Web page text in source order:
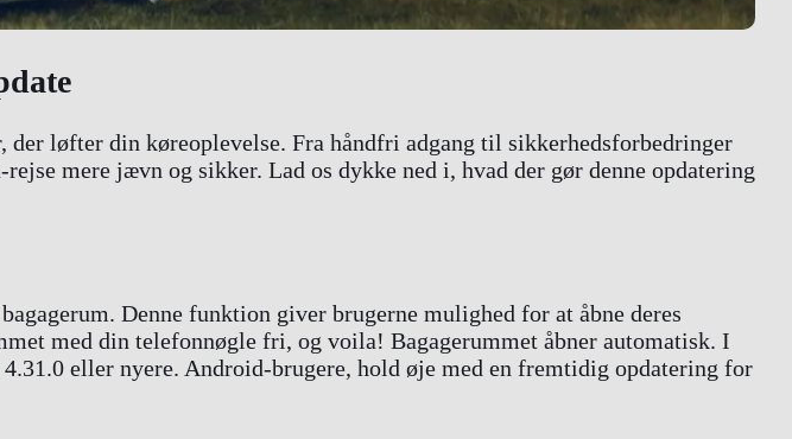
løfter din køreoplevelse. Fra håndfri adgang til sikkerhedsforbedringer
mere jævn og sikker. Lad os dykke ned i, hvad der gør denne opdatering
Denne funktion giver brugerne mulighed for at åbne deres
med din telefonnøgle fri, og voila! Bagagerummet åbner automatisk. I
eller nyere. Android-brugere, hold øje med en fremtidig opdatering for